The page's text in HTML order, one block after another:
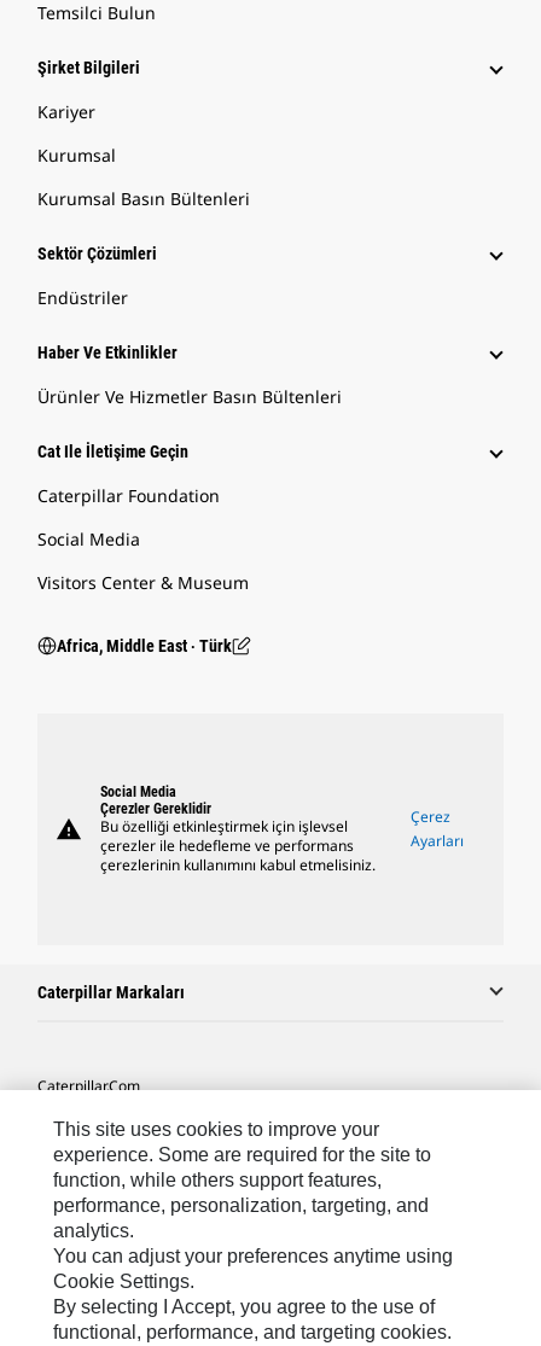
Temsilci Bulun
Şirket Bilgileri
Kariyer
Kurumsal
Kurumsal Basın Bültenleri
Sektör Çözümleri
Endüstriler
Haber Ve Etkinlikler
Ürünler Ve Hizmetler Basın Bültenleri
Cat Ile İletişime Geçin
Caterpillar Foundation
Social Media
Visitors Center & Museum
Africa, Middle East ‧ Türk
warning
Social Media
Çerezler Gereklidir
Bu özelliği etkinleştirmek için işlevsel
çerezler ile hedefleme ve performans
çerezlerinin kullanımını kabul etmelisiniz.
Çerez
Ayarları
Caterpillar Markaları
Caterpillar.com
Caterpillar Müşteri Hizmetleri Ve Iletişim
Site Haritası
Cookie Settings
Yasal
Gizlilik
This site uses cookies to improve your
experience. Some are required for the site to
function, while others support features,
performance, personalization, targeting, and
analytics.
You can adjust your preferences anytime using
Cookie Settings.
By selecting I Accept, you agree to the use of
functional, performance, and targeting cookies.